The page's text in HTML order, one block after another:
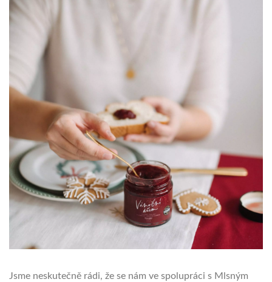
Jsme neskutečně rádi, že se nám ve spolupráci s Mlsným